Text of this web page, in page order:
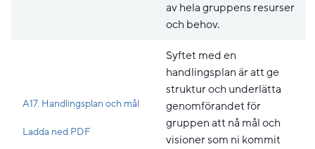
av hela gruppens resurser
och behov.
A17. Handlingsplan och mål
Ladda ned PDFPdf, 210.6 kB, öppnas i nytt fönster.
Syftet med en
handlingsplan är att ge
struktur och underlätta
genomförandet för
gruppen att nå mål och
visioner som ni kommit